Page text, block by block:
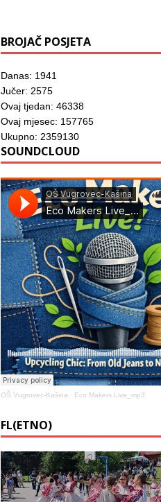
BROJAČ POSJETA
Danas: 1941
Jučer: 2575
Ovaj tjedan: 46338
Ovaj mjesec: 157765
Ukupno: 2359130
SOUNDCLOUD
OŠ Vugrovec-Kašina · Eco Makers Live_mp3
FL(ETNO)